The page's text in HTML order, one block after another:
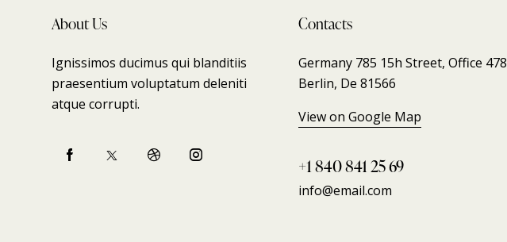
About Us
Ignissimos ducimus qui blanditiis
praesentium voluptatum deleniti
atque corrupti.
Contacts
Germany 785 15h Street, Office 478
Berlin, De 81566
View on Google Map
+1 840 841 25 69
info@email.com